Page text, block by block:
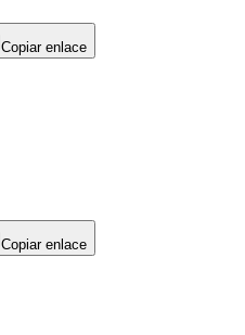
Copiar enlace
Copiar enlace